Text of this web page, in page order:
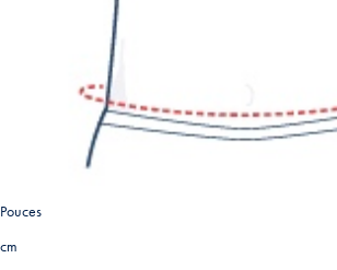
Pouces
cm